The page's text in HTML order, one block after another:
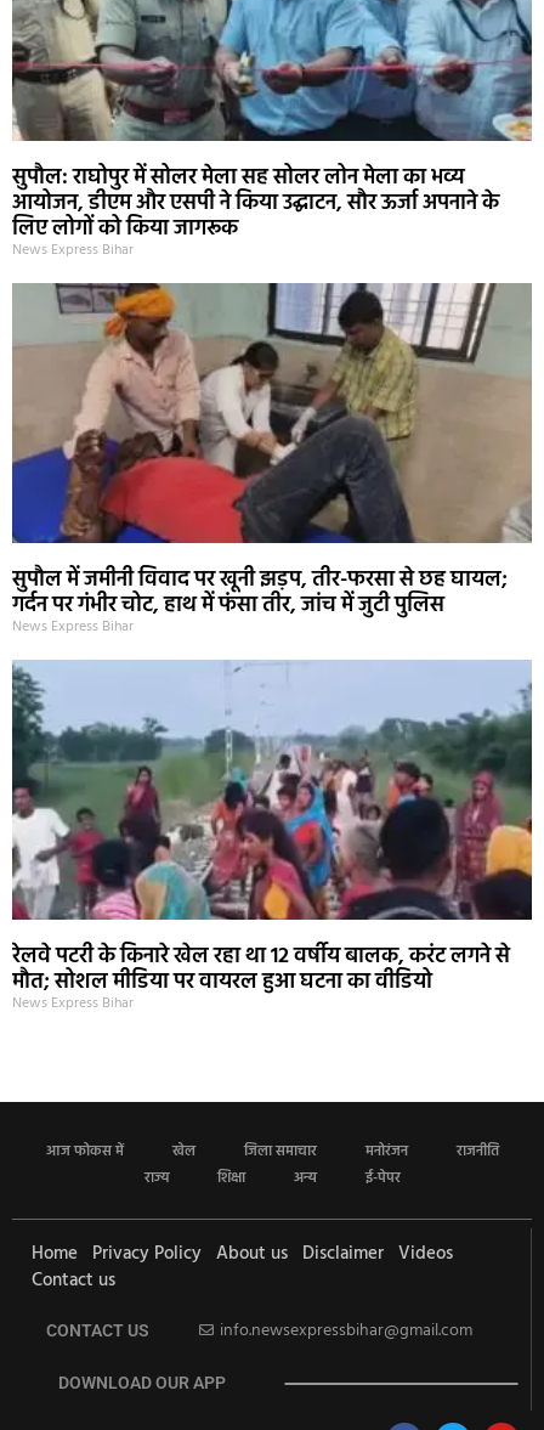
सुपौल: राघोपुर में सोलर मेला सह सोलर लोन मेला का भव्य
आयोजन, डीएम और एसपी ने किया उद्घाटन, सौर ऊर्जा अपनाने के
लिए लोगों को किया जागरूक
News Express Bihar
सुपौल में जमीनी विवाद पर खूनी झड़प, तीर-फरसा से छह घायल;
गर्दन पर गंभीर चोट, हाथ में फंसा तीर, जांच में जुटी पुलिस
News Express Bihar
रेलवे पटरी के किनारे खेल रहा था 12 वर्षीय बालक, करंट लगने से
मौत; सोशल मीडिया पर वायरल हुआ घटना का वीडियो
News Express Bihar
आज फोकस में खेल जिला समाचार मनोरंजन
राजनीति
राज्य
शिक्षा अन्य ई-पेपर
Home Privacy Policy About us Disclaimer Videos
Contact us
CONTACT US info.newsexpressbihar@gmail.com
DOWNLOAD OUR APP